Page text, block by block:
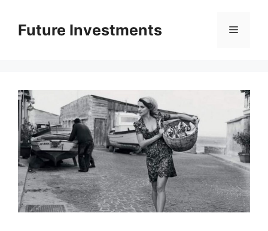
вмістуFuture Investments Меню